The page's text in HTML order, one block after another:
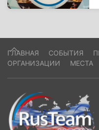
ГЛАВНАЯ СОБЫТИЯ
ОРГАНИЗАЦИИ
МЕСТА